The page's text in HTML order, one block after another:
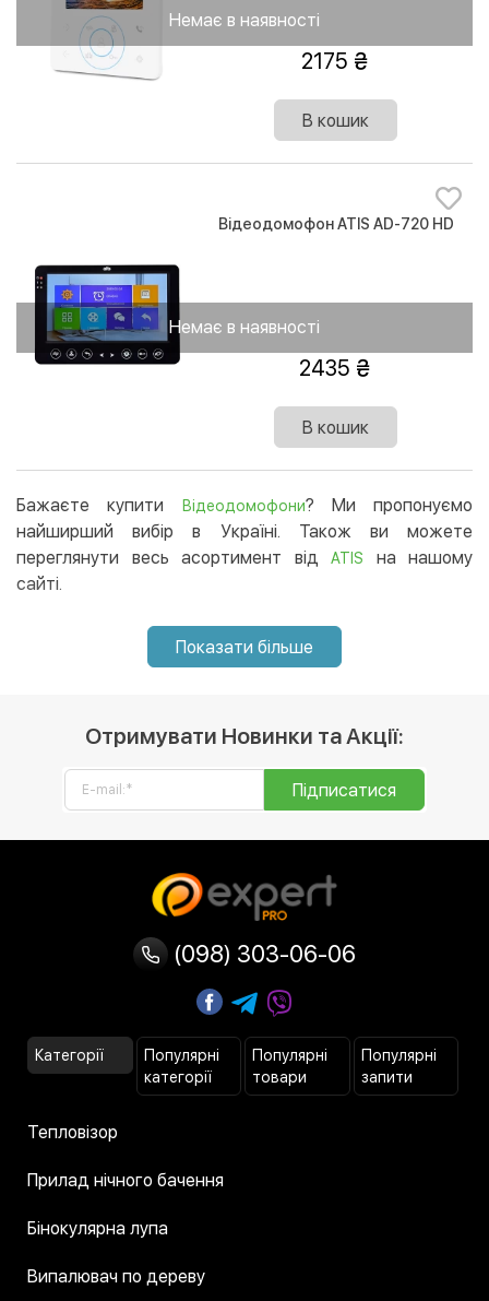
Немає в наявності
2175
В кошик
Немає в наявності
Відеодомофон ATIS AD-720 HD
2435
В кошик
Бажаєте купити Відеодомофони? Ми пропонуємо
найширший вибір в Україні. Також ви можете
переглянути весь асортимент від ATIS
на нашому
сайті.
Показати більше
Отримувати Новинки та Акції:
Підписатися
(098) 303-06-06
Категорії
Популярні
категорії
Популярні
товари
Популярні
запити
Тепловізор
Прилад нічного бачення
Бінокулярна лупа
Випалювач по дереву